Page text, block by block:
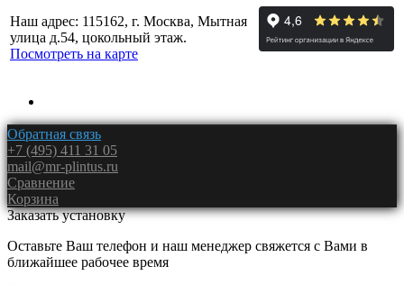
Наш адрес: 115162, г. Москва, Мытная
улица д.54, цокольный этаж.
Посмотреть на карте
Обратная связь
+7 (495) 411 31 05
mail@mr-plintus.ru
Сравнение
Корзина
Заказать установку
Оставьте Ваш телефон и наш менеджер свяжется с Вами в
ближайшее рабочее время